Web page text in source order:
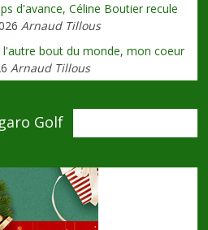
d'avance, Céline Boutier recule
Arnaud Tillous
bout du monde, mon coeur
Arnaud Tillous
Golf